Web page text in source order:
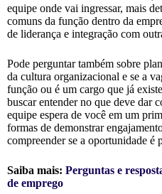
equipe onde vai ingressar, mais
comuns da função dentro da
de liderança e integração com
Pode perguntar também sobre
da cultura organizacional e se a
função ou é um cargo que já
buscar entender no que deve dar
equipe espera de você em um
formas de demonstrar
compreender se a oportunidade é
Saiba mais: Perguntas e
de emprego